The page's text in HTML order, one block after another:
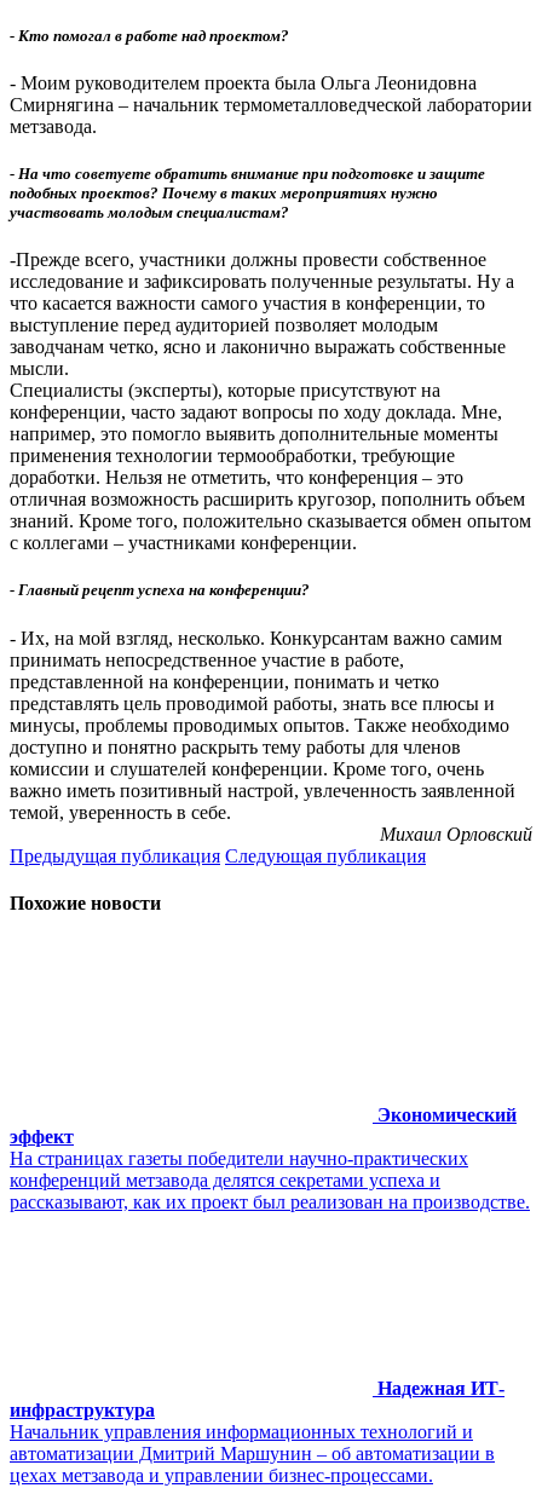
- Кто помогал в работе над проектом?
- Моим руководителем проекта была Ольга Леонидовна
Смирнягина – начальник термометалловедческой лаборатории
метзавода.
- На что советуете обратить внимание при подготовке и защите
подобных проектов? Почему в таких мероприятиях нужно
участвовать молодым специалистам?
-Прежде всего, участники должны провести собственное
исследование и зафиксировать полученные результаты. Ну а
что касается важности самого участия в конференции, то
выступление перед аудиторией позволяет молодым
заводчанам четко, ясно и лаконично выражать собственные
мысли.
Специалисты (эксперты), которые присутствуют на
конференции, часто задают вопросы по ходу доклада. Мне,
например, это помогло выявить дополнительные моменты
применения технологии термообработки, требующие
доработки. Нельзя не отметить, что конференция – это
отличная возможность расширить кругозор, пополнить объем
знаний. Кроме того, положительно сказывается обмен опытом
с коллегами – участниками конференции.
- Главный рецепт успеха на конференции?
- Их, на мой взгляд, несколько. Конкурсантам важно самим
принимать непосредственное участие в работе,
представленной на конференции, понимать и четко
представлять цель проводимой работы, знать все плюсы и
минусы, проблемы проводимых опытов. Также необходимо
доступно и понятно раскрыть тему работы для членов
комиссии и слушателей конференции. Кроме того, очень
важно иметь позитивный настрой, увлеченность заявленной
темой, уверенность в себе.
Михаил Орловский
Предыдущая публикация Следующая публикация
Похожие новости
Экономический
эффект
На страницах газеты победители научно-практических
конференций метзавода делятся секретами успеха и
рассказывают, как их проект был реализован на производстве.
Надежная ИТ-
инфраструктура
Начальник управления информационных технологий и
автоматизации Дмитрий Маршунин – об автоматизации в
цехах метзавода и управлении бизнес-процессами.